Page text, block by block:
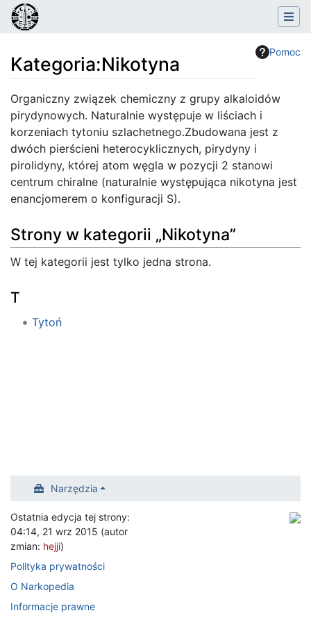
Pomoc
Kategoria:Nikotyna
Skocz do:nawigacja,szukaj
Organiczny związek chemiczny z grupy alkaloidów
pirydynowych. Naturalnie występuje w liściach i
korzeniach tytoniu szlachetnego.Zbudowana jest z
dwóch pierścieni heterocyklicznych, pirydyny i
pirolidyny, której atom węgla w pozycji 2 stanowi
centrum chiralne (naturalnie występująca nikotyna jest
enancjomerem o konfiguracji S).
Strony w kategorii „Nikotyna”
W tej kategorii jest tylko jedna strona.
T
Tytoń
Narzędzia
Ostatnia edycja tej strony:
04:14, 21 wrz 2015 (autor
zmian: hejji)
Polityka prywatności
O Narkopedia
Informacje prawne